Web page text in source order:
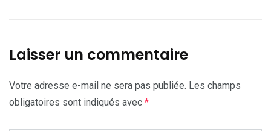
Laisser un commentaire
Votre adresse e-mail ne sera pas publiée. Les champs
obligatoires sont indiqués avec *